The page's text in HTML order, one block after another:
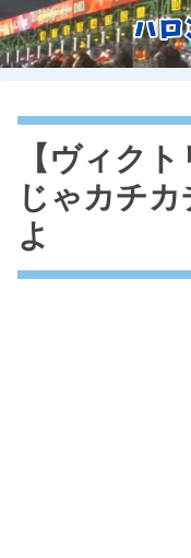
【ヴィク
じゃカチ
よ